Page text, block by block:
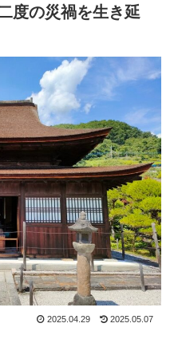
度の災禍を生き延
2025.04.29 2025.05.07